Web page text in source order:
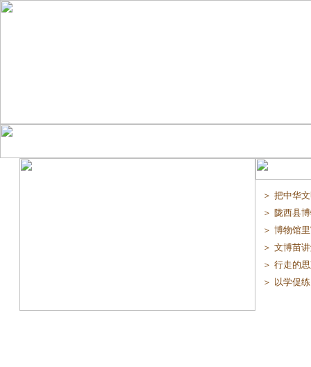
＞ 把中华
＞ 陇西县
＞ 博物馆
＞ 文博苗
＞ 行走的
＞ 以学促